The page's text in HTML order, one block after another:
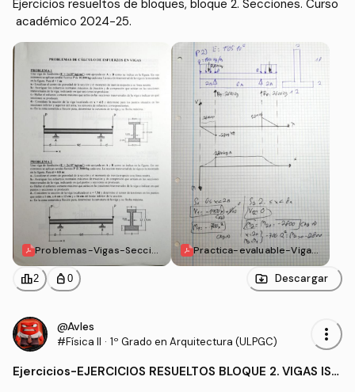
Ejercicios resueltos de bloques, bloque 2. Secciones. Curso
Problemas-Vigas-Seccio
nes.pdf
Practica-evaluable-Vigas
-Secciones.pdf
leaderboard2 personal_bag 0 Descargar
@Avles
#Física II · 1º Grado en Arquitectura (ULPGC) more_vert
Ejercicios-EJERCICIOS RESUELTOS BLOQUE 2. VIGAS ISO